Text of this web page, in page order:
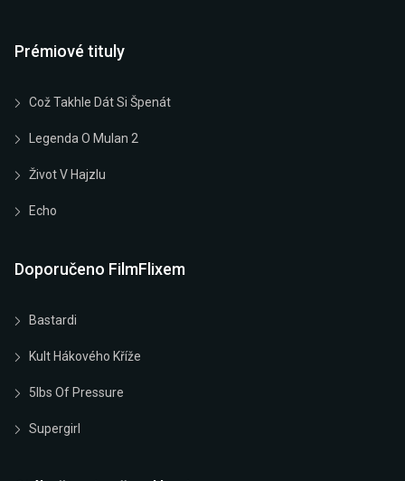
Prémiové tituly
Což Takhle Dát Si Špenát
Legenda O Mulan 2
Život V Hajzlu
Echo
Doporučeno FilmFlixem
Bastardi
Kult Hákového Kříže
5lbs Of Pressure
Supergirl